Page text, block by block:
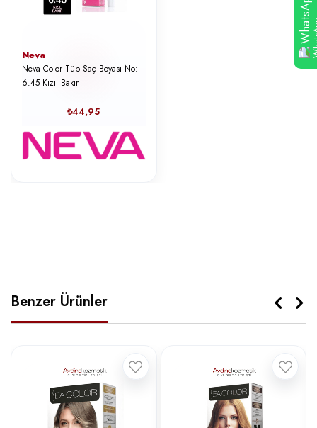
Neva
Neva Color Tüp Saç Boyası No:
6.45 Kızıl Bakır
₺44,95
Benzer Ürünler
WhatsApp